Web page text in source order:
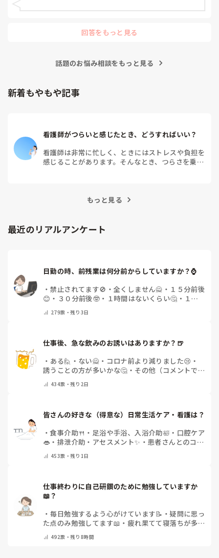
回答をもっと見る
話題のお悩み相談をもっと見る
新着もやもや記事
看護師がつらいと感じたとき、どうすればいい？
看護師は非常に忙しく、ときにはストレスや負担を
感じることがあります。そんなとき、つらさを乗り
もっと見る
最近のリアルアンケート
日勤の時、前残業は何分前からしていますか？⌚
・禁止されてます🚫 ・ 全くしません🙅 ・ １５分前後
😊 ・ ３０分前後🤓 ・ １時間はないくらい🤔 ・ １時
279票・残り3日
仕事後、急な飲みのお誘いはありますか？🍺
・ ある🙋 ・ ない🙅 ・ コロナ前より減りました😢 ・
誘うことの方が多いかな🤔 ・ その他（コメントで教
434票・残り2日
皆さんの好きな（得意な）日常生活ケア・看護は？
・食事介助🍴 ・ 足浴や手浴、入浴介助🛀 ・ 口腔ケア
👄 ・ 排泄介助・アセスメント✨ ・ 患者さんとのコミ
で教えてください）
453票・残り1日
仕事終わりに自己研鑽のために勉強していますか
📖？
・ 毎日勉強するよう心がけています📝 ・疑問に思っ
た点のみ勉強してます📖 ・ 疲れ果てて寝落ちが多い
（コメントで教えてください）
492票・残り8時間